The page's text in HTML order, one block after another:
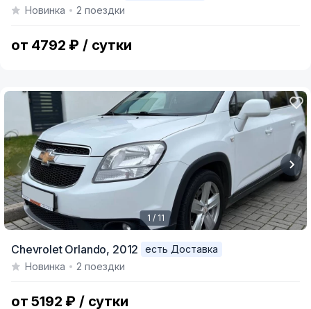
of
Новинка
2 поездки
от 4792 ₽ / сутки
of
1 / 11
Chevrolet Orlando, 2012
есть Доставка
Новинка
2 поездки
от 5192 ₽ / сутки